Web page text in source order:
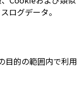
ログデータ。
目的の範囲内で利用